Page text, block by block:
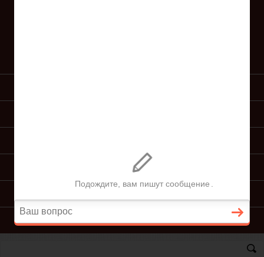
ПОДАЧА ИСКА
КОНСУЛЬТАЦИЯ ЮРИСТА